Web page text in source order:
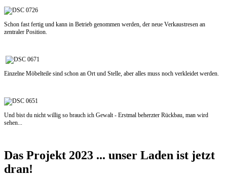
Schon fast fertig und kann in Betrieb genommen werden, der neue Verkaustresen an
zentraler Position.
Einzelne Möbelteile sind schon an Ort und Stelle, aber alles muss noch verkleidet werden.
Und bist du nicht willig so brauch ich Gewalt - Erstmal beherzter Rückbau, man wird
sehen...
Das Projekt 2023 ... unser Laden ist jetzt
dran!